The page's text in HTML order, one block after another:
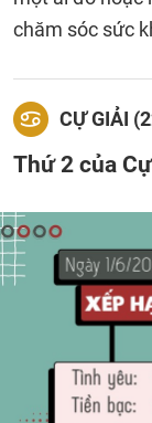
chăm sóc sức
CỰ GIẢI
Thứ 2 của